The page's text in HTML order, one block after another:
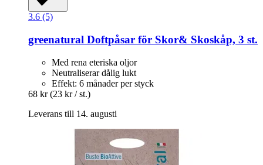
3.6 (5)
greenatural Doftpåsar för Skor& Skoskåp, 3 st.
Med rena eteriska oljor
Neutraliserar dålig lukt
Effekt: 6 månader per styck
68 kr (23 kr / st.)
Leverans till 14. augusti